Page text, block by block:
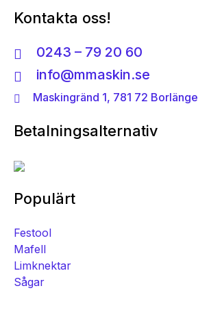
Kontakta oss!
0243 – 79 20 60
info@mmaskin.se
Maskingränd 1, 781 72 Borlänge
Betalningsalternativ
Populärt
Festool
Mafell
Limknektar
Sågar